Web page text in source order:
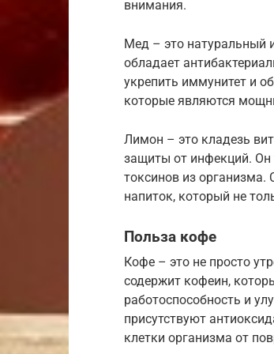
внимания.
Мед – это натуральный
обладает
укрепить иммунитет и
которые являются
Лимон – это кладезь
защиты от инфекций.
токсинов из организма.
напиток, который не
Польза кофе
Кофе – это не просто
содержит кофеин,
работоспособность и
присутствуют
клетки организма от